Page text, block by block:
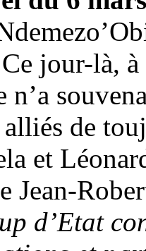
jour-là,
n’a
alliés de
et
Jean-
d’Etat